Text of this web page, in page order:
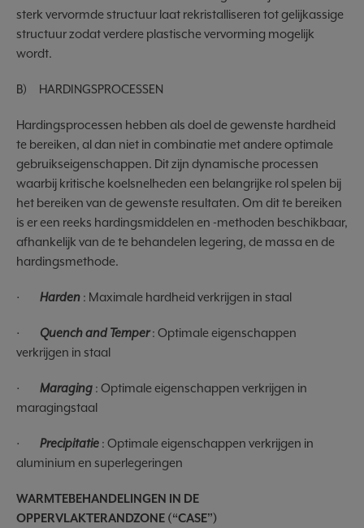
sterk vervormde structuur laat rekristalliseren tot gelijkassige
structuur zodat verdere plastische vervorming mogelijk
wordt.
B) HARDINGSPROCESSEN
Hardingsprocessen hebben als doel de gewenste hardheid
te bereiken, al dan niet in combinatie met andere optimale
gebruikseigenschappen. Dit zijn dynamische processen
waarbij kritische koelsnelheden een belangrijke rol spelen bij
het bereiken van de gewenste resultaten. Om dit te bereiken
is er een reeks hardingsmiddelen en -methoden beschikbaar,
afhankelijk van de te behandelen legering, de massa en de
hardingsmethode.
· Harden : Maximale hardheid verkrijgen in staal
· Quench and Temper : Optimale eigenschappen
verkrijgen in staal
· Maraging : Optimale eigenschappen verkrijgen in
maragingstaal
· Precipitatie : Optimale eigenschappen verkrijgen in
aluminium en superlegeringen
WARMTEBEHANDELINGEN IN DE
OPPERVLAKTERANDZONE (“CASE”)